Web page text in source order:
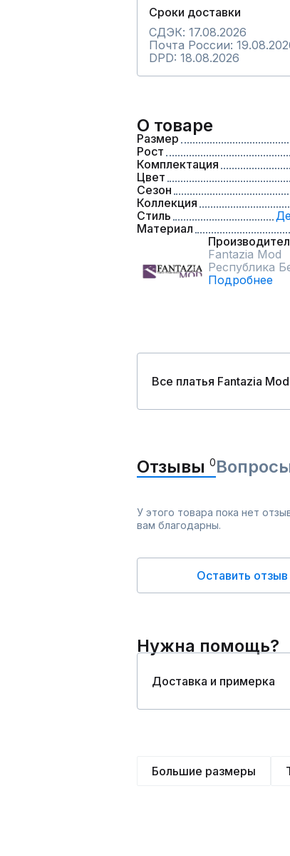
Сроки доставки
СДЭК: 17.08.2026
Почта России:
DPD: 18.08.2026
О товаре
Размер
Рост
Комплектация
Цвет
Сезон
Коллекция
Стиль
Материал
Fantazia Mod
Республика
Подробнее
Все платья Fantazia Mod
Отзывы 0
У этого товара пока нет
вам благодарны.
Оставить отзыв
Нужна помощь?
Доставка и примерка
Большие размеры